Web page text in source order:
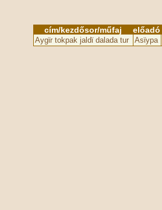
cím/kezdősor/műfaj előadó
Aygϊr tokpak jaldϊ dalada tur Asϊypa